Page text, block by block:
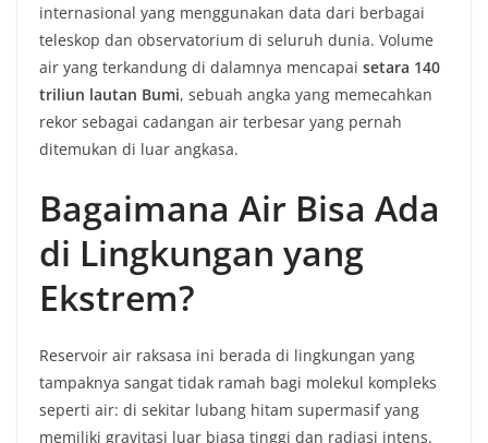
internasional yang menggunakan data dari berbagai
teleskop dan observatorium di seluruh dunia. Volume
air yang terkandung di dalamnya mencapai setara 140
triliun lautan Bumi, sebuah angka yang memecahkan
rekor sebagai cadangan air terbesar yang pernah
ditemukan di luar angkasa.
Bagaimana Air Bisa Ada
di Lingkungan yang
Ekstrem?
Reservoir air raksasa ini berada di lingkungan yang
tampaknya sangat tidak ramah bagi molekul kompleks
seperti air: di sekitar lubang hitam supermasif yang
memiliki gravitasi luar biasa tinggi dan radiasi intens.